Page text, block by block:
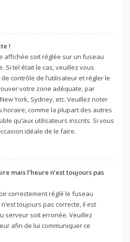
!
affichée soit réglée sur un fuseau
Si tel était le cas, veuillez vous
contrôle de l’utilisateur et régler le
votre zone adéquate, par
York, Sydney, etc. Veuillez noter
horaire, comme la plupart des autres
qu’aux utilisateurs inscrits. Si vous
idéale de le faire.
mais l’heure n’est toujours pas
correctement réglé le fuseau
toujours pas correcte, il est
serveur soit erronée. Veuillez
afin de lui communiquer ce